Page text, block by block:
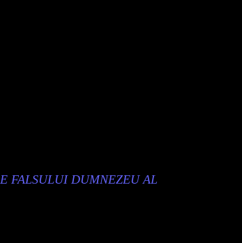
FALSULUI DUMNEZEU AL